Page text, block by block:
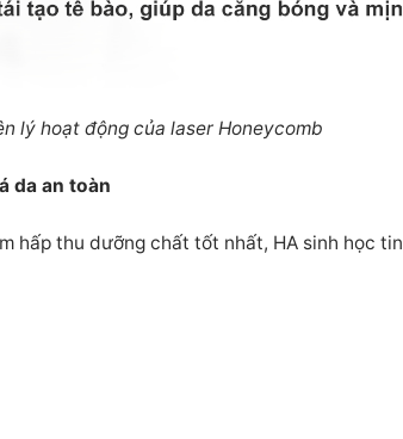
lý hoạt động của laser Honeycomb
da an toàn
hấp thu dưỡng chất tốt nhất, HA sinh học